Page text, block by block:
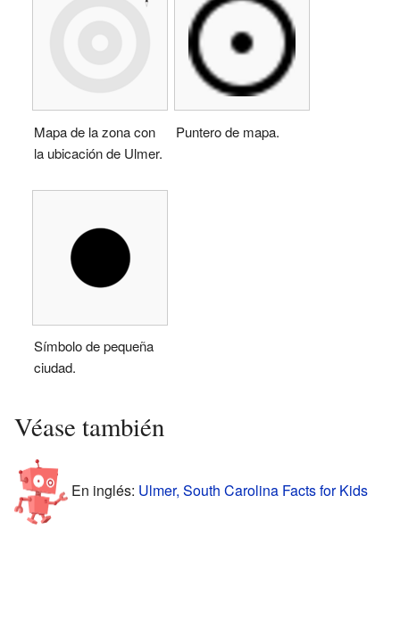
Mapa de la zona con
la ubicación de Ulmer.
Puntero de mapa.
Símbolo de pequeña
ciudad.
Véase también
En inglés: Ulmer, South Carolina Facts for Kids